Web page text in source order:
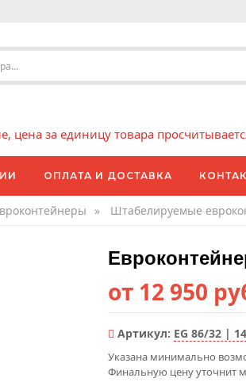
за единицу товара
ОПЛАТА И ДОСТАВКА
» Штабелируемые
от 12 950
Артикул: EG 86/32 | 14
Указана минимально
Финальную цену уточнит